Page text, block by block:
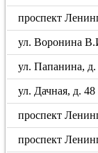
проспект
ул. Воронина
ул. Папанина, д.
ул. Дачная, д. 48
проспект
проспект